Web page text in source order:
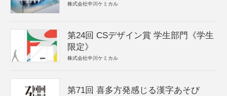
株式会社中川ケミカル
第24回 CSデザイン賞 学生部門《学生
限定》
株式会社中川ケミカル
第71回 喜多方発感じる漢字あそび